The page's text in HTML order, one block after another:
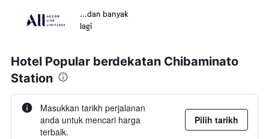
...dan banyak
lagi
Hotel Popular berdekatan Chibaminato
Station
Masukkan tarikh perjalanan
anda untuk mencari harga
terbaik.
Pilih tarikh